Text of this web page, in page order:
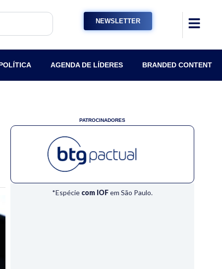
NEWSLETTER
AGENDA DE LÍDERES BRANDED CONTENT
PATROCINADORES